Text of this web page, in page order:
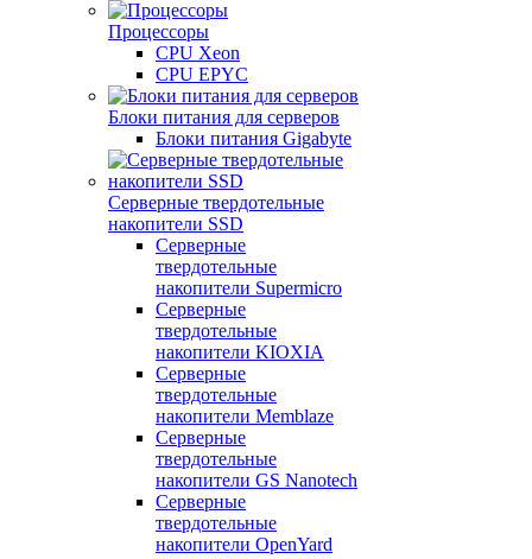
Процессоры
CPU Xeon
CPU EPYC
Блоки питания для серверов
Блоки питания Gigabyte
Серверные твердотельные
накопители SSD
Cерверные
твердотельные
накопители Supermicro
Cерверные
твердотельные
накопители KIOXIA
Cерверные
твердотельные
накопители Memblaze
Cерверные
твердотельные
накопители GS Nanotech
Серверные
твердотельные
накопители OpenYard